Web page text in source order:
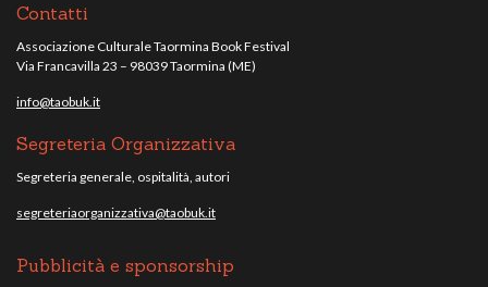
Contatti
Associazione Culturale Taormina Book Festival
Via Francavilla 23 – 98039 Taormina (ME)
info@taobuk.it
Segreteria Organizzativa
Segreteria generale, ospitalità, autori
segreteriaorganizzativa@taobuk.it
Pubblicità e sponsorship